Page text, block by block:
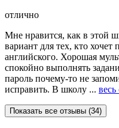
отлично
Мне нравится, как в этой
вариант для тех, кто
английского. Хорошая
спокойно выполнять
пароль почему-то не
исправить. В школу ...